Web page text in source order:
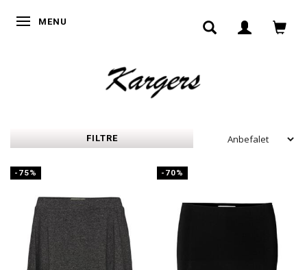
SKIFTE NAVIGATION
MENU
FILTRE
-75% -70%